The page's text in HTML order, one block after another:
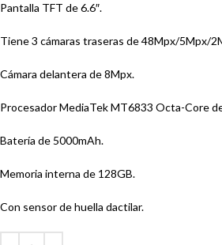
Pantalla TFT de 6.6″.
Tiene 3 cámaras traseras de 48Mpx/5Mpx/
Cámara delantera de 8Mpx.
Procesador MediaTek MT6833 Octa-Core
Batería de 5000mAh.
Memoria interna de 128GB.
Con sensor de huella dactilar.